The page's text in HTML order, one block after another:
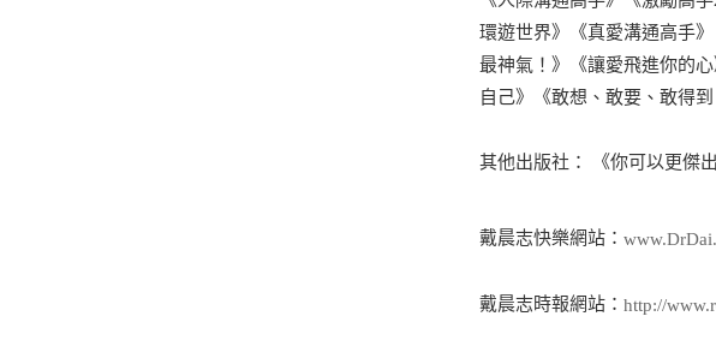
環遊世界》《真愛溝通高手
最神氣！》《讓愛飛進你的
自己》《敢想、敢要、敢得
其他出版社： 《你可以更傑
戴晨志快樂網站：
戴晨志時報網站：http://